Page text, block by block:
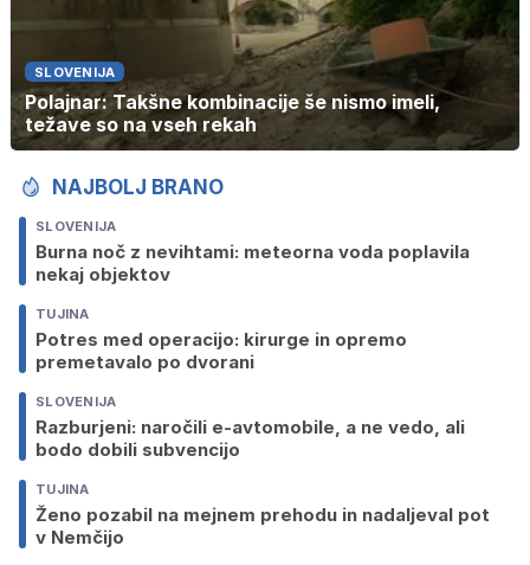
SLOVENIJA
Polajnar: Takšne kombinacije še nismo imeli,
težave so na vseh rekah
NAJBOLJ BRANO
SLOVENIJA
Burna noč z nevihtami: meteorna voda poplavila
nekaj objektov
TUJINA
Potres med operacijo: kirurge in opremo
premetavalo po dvorani
SLOVENIJA
Razburjeni: naročili e-avtomobile, a ne vedo, ali
bodo dobili subvencijo
TUJINA
Ženo pozabil na mejnem prehodu in nadaljeval pot
v Nemčijo